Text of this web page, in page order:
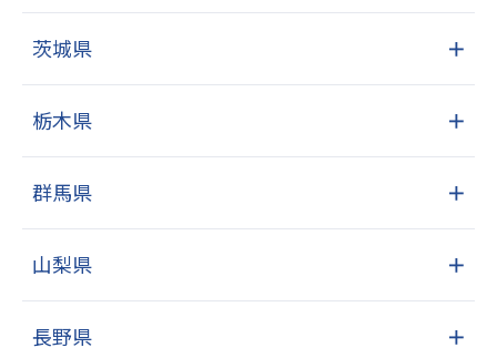
茨城県 ＋
栃木県 ＋
群馬県 ＋
山梨県 ＋
長野県 ＋